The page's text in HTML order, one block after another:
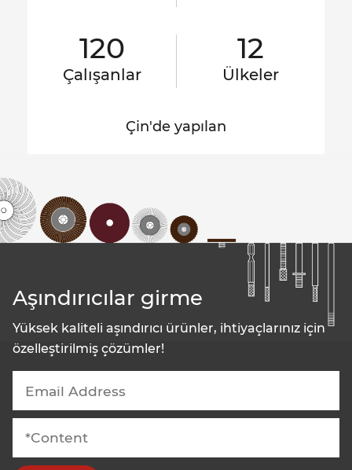
120
Çalışanlar
12
Ülkeler
Çin'de yapılan
Aşındırıcılar girme
Yüksek kaliteli aşındırıcı ürünler, ihtiyaçlarınız için
özelleştirilmiş çözümler!